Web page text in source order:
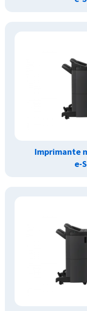
Imprimante
e-